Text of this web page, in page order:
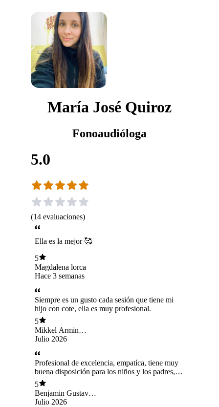
María José Quiroz
Fonoaudióloga
5.0
(14 evaluaciones)
Ella es la mejor 🥰
5
Magdalena lorca
Hace 3 semanas
Siempre es un gusto cada sesión que tiene mi
hijo con cote, ella es muy profesional.
5
Mikkel Armin
Kurten Valderrama
Julio 2026
Profesional de excelencia, empatíca, tiene muy
buena disposición para los niños y los padres,
100% recomendable
5
Benjamin Gustavo
Valladares Brunet
Julio 2026